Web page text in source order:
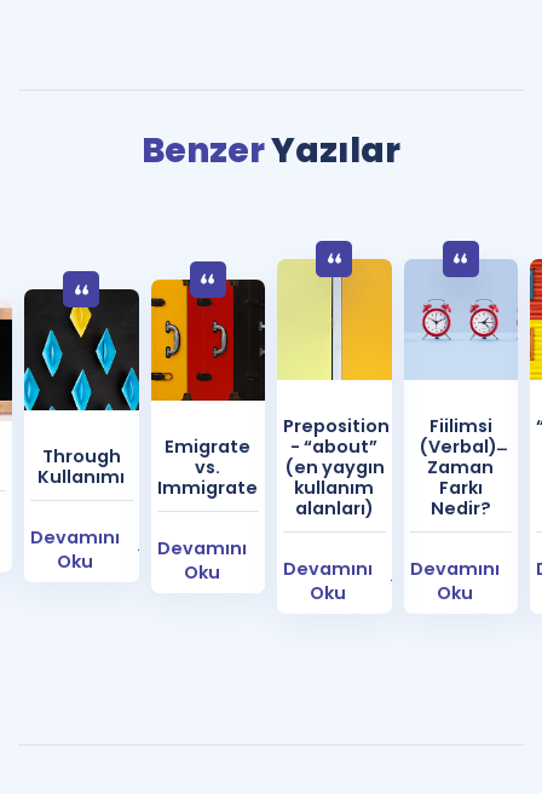
BenzerYazılar
Through
Kullanımı
Devamını
Oku
Emigrate
vs.
Immigrate
Devamını
Oku
Preposition
- “about”
(en yaygın
kullanım
alanları)
Devamını
Oku
Fiilimsi
(Verbal) ̶
Zaman
Farkı
Nedir?
Devamını
Oku